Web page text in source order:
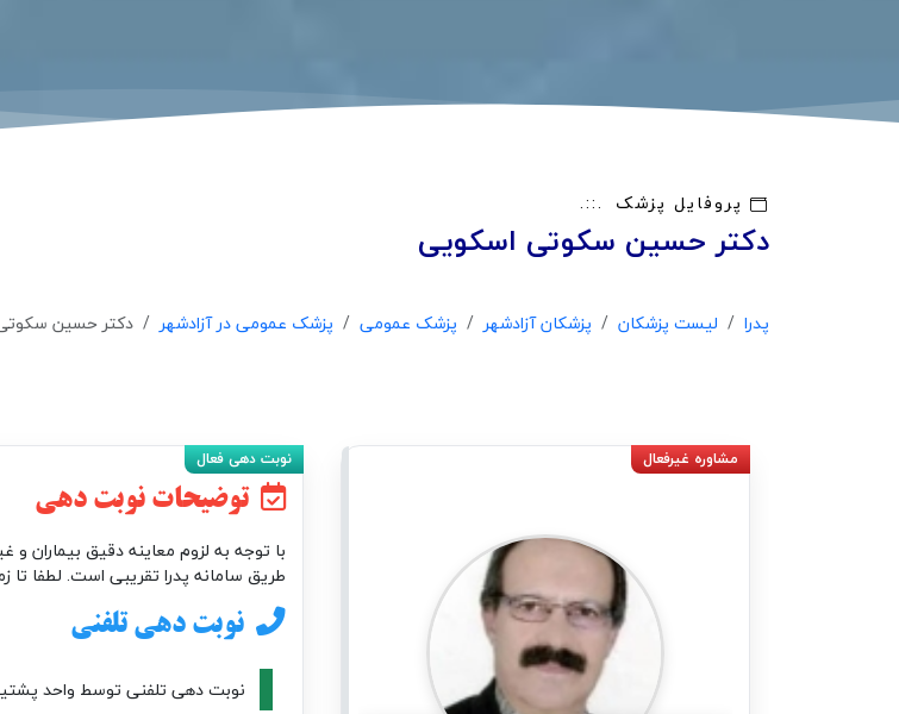
پروفایل پزشک
دکتر حسین سکوتی اسکویی
پدرا لیست پزشکان پزشکان آزادشهر پزشک عمومی پزشک عمومی در آزادشهر دکتر حسین
توضیحات نوبت دهی
با توجه به لزوم معاینه دقیق بیماران
طریق سامانه پدرا تقریبی است. لطفا
نوبت دهی تلفنی
نوبت دهی تلفنی توسط واحد